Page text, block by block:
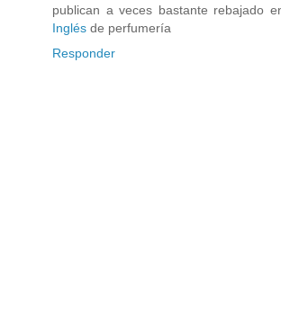
publican a veces bastante rebajado
Inglés de perfumería
Responder